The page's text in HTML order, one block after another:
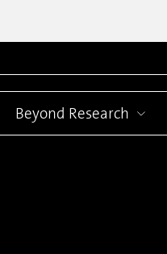
Beyond Research